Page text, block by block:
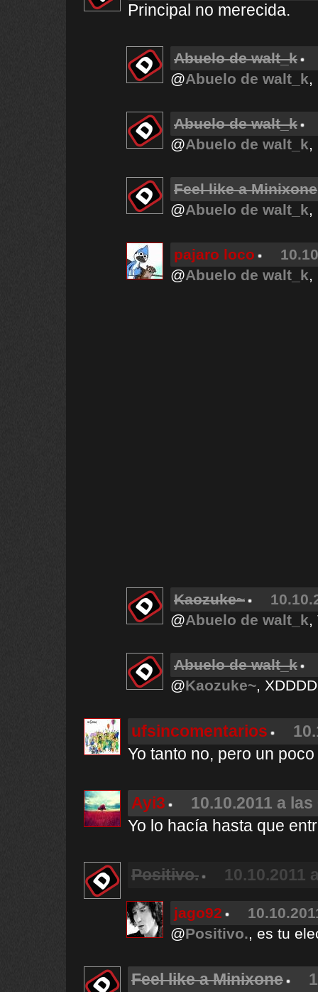
Principal no merecida.
Abuelo de walt_k
@Abuelo de walt_k,
Abuelo de walt_k
@Abuelo de walt_k,
Feel like a Minixone
@Abuelo de walt_k,
pajaro loco
@Abuelo de walt_k,
Kaozuke~
@Abuelo de walt_k,
Abuelo de walt_k
@Kaozuke~,
ufsincomentarios
Yo tanto no, pero un
Ayi3
10.10.2011 a
Yo lo hacía hasta que
Positivo. 10.10.2011
jago92
@Positivo., es tu
Feel like a Minixone